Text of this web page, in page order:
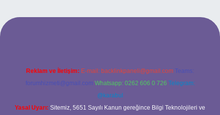
betexper
Reklam ve İletişim: E-mail: backlinkpaneli@gmail.com Teams:
forumhizmeti@gmail.com Whatsapp: 0262 606 0 726 Telegram:
@karabul
Yasal Uyarı: Sitemiz, 5651 Sayılı Kanun gereğince Bilgi Teknolojileri ve